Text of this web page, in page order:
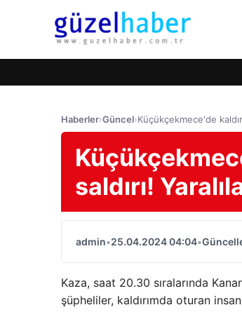
Haberler›Güncel›Küçükçekmece'de
saldırı!
admin•25.04.2024 04:04•
Kaza, saat 20.30 sıralarında
şüpheliler, kaldırımda oturan